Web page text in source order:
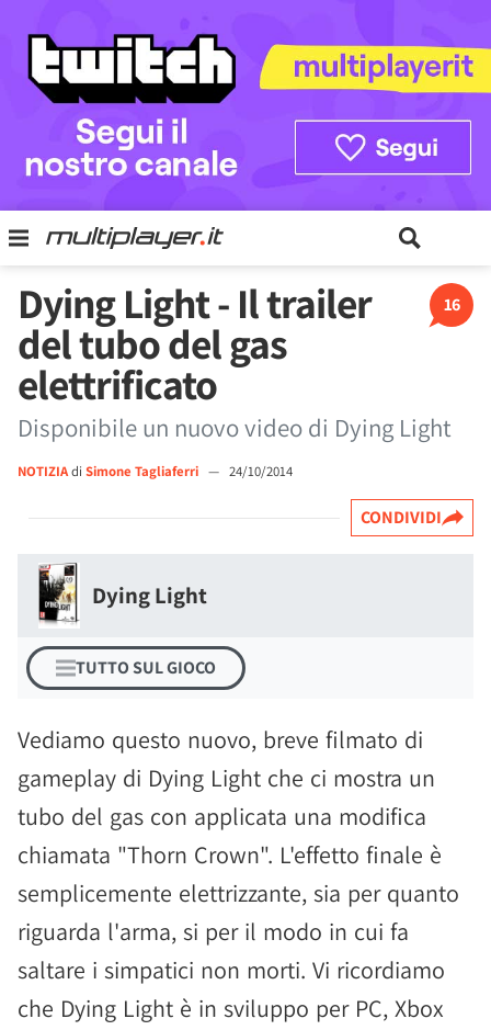
16
Dying Light - Il trailer
del tubo del gas
elettrificato
Disponibile un nuovo video di Dying Light
NOTIZIAdi Simone Tagliaferri — 24/10/2014
CONDIVIDI
Dying Light
TUTTO SUL GIOCO
Vediamo questo nuovo, breve filmato di
gameplay di Dying Light che ci mostra un
tubo del gas con applicata una modifica
chiamata "Thorn Crown". L'effetto finale è
semplicemente elettrizzante, sia per quanto
riguarda l'arma, si per il modo in cui fa
saltare i simpatici non morti. Vi ricordiamo
che Dying Light è in sviluppo per PC, Xbox